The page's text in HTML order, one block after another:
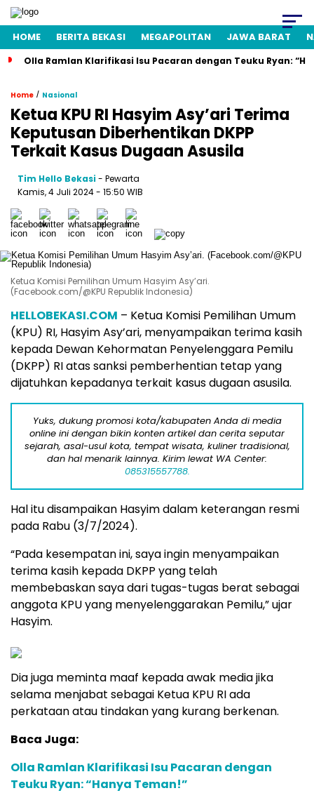
HOME BERITA BEKASI MEGAPOLITAN JAWA BARAT
Olla Ramlan Klarifikasi Isu Pacaran dengan Teuku Ryan:
Home / Nasional
Ketua KPU RI Hasyim Asy’ari Terima
Keputusan Diberhentikan DKPP
Terkait Kasus Dugaan Asusila
Tim Hello Bekasi- Pewarta
Kamis, 4 Juli 2024 - 15:50 WIB
Ketua Komisi Pemilihan Umum Hasyim Asy’ari.
(Facebook.com/@KPU Republik Indonesia)
HELLOBEKASI.COM – Ketua Komisi Pemilihan Umum
(KPU) RI, Hasyim Asy’ari, menyampaikan terima kasih
kepada Dewan Kehormatan Penyelenggara Pemilu
(DKPP) RI atas sanksi pemberhentian tetap yang
dijatuhkan kepadanya terkait kasus dugaan asusila.
Yuks, dukung promosi kota/kabupaten Anda di media
online ini dengan bikin konten artikel dan cerita seputar
sejarah, asal-usul kota, tempat wisata, kuliner tradisional,
dan hal menarik lainnya. Kirim lewat WA Center:
085315557788.
Hal itu disampaikan Hasyim dalam keterangan resmi
pada Rabu (3/7/2024).
“Pada kesempatan ini, saya ingin menyampaikan
terima kasih kepada DKPP yang telah
membebaskan saya dari tugas-tugas berat sebagai
anggota KPU yang menyelenggarakan Pemilu,” ujar
Hasyim.
Dia juga meminta maaf kepada awak media jika
selama menjabat sebagai Ketua KPU RI ada
perkataan atau tindakan yang kurang berkenan.
Baca Juga:
Olla Ramlan Klarifikasi Isu Pacaran dengan
Teuku Ryan: “Hanya Teman!”